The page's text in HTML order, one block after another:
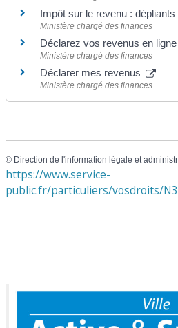
Impôt sur le revenu :
Ministère chargé des finances
Déclarez vos revenus en ligne
Ministère chargé des finances
Déclarer mes revenus
Ministère chargé des finances
© Direction de l'information légale et
https://www.service-
public.fr/particuliers/vosdroits/